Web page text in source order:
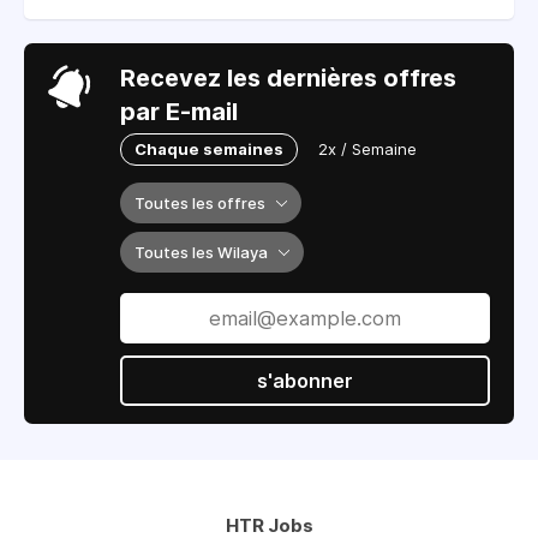
Recevez les dernières offres
par E-mail
Chaque semaines 2x / Semaine
Toutes les offres
Toutes les Wilaya
s'abonner
HTR Jobs